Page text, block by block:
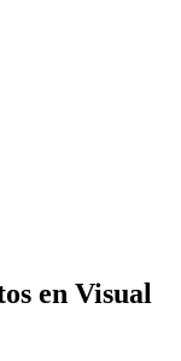
en Visual